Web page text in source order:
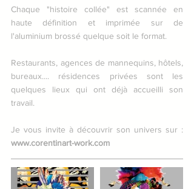
Chaque "histoire collée" est scannée en
haute définition et imprimée sur de
l'aluminium brossé quelque soit le format.
Restaurants, agences de mannequins, hôtels,
bureaux.... résidences privées sont les
quelques lieux qui ont déjà accueilli son
travail.
www.corentinart-work.com